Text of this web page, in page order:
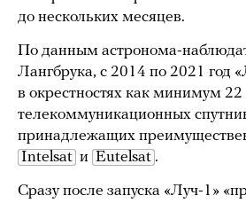
до нескольких месяцев.
По данным астронома-
Лангбрука, с 2014 по 2021 год
в окрестностях как минимум 22
телекоммуникационных
принадлежащих
Intelsat и Eutelsat .
Сразу после запуска «Луч-1»